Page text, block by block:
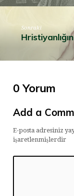
Sonraki
0 Yorum
Add a
E-posta adresiniz
işaretlenmişlerdir